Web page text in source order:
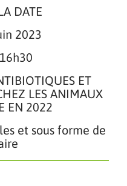
DATE
2023
ET
LES ANIMAUX
EN 2022
et sous forme de